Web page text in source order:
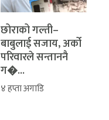
‎​छोराको गल्ती–
बाबुलाई सजाय, अर्को
परिवारले सन्ताननै
ग�...
४ हप्ता अगाडि